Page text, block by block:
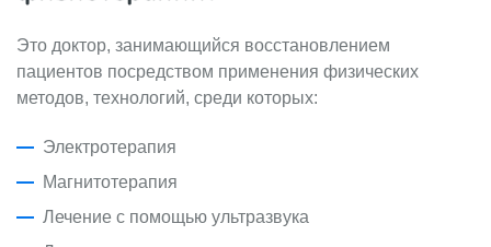
Это доктор, занимающийся восстановлением
пациентов посредством применения физических
методов, технологий, среди которых:
Электротерапия
Магнитотерапия
Лечение с помощью ультразвука